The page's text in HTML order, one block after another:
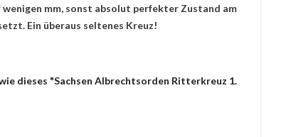
mm, sonst absolut perfekter Zustand am
Ein überaus seltenes Kreuz!
dieses "Sachsen Albrechtsorden Ritterkreuz 1.